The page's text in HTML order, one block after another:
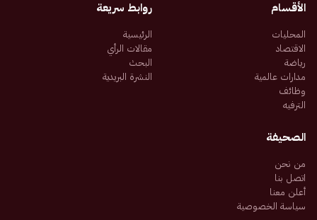
الأقسام
المحليات
الاقتصاد
رياضة
مدارات عالمية
وظائف
الترفيه
روابط سريعة
الرئيسية
مقالات الرأي
البحث
النشرة البريدية
الصحيفة
من نحن
اتصل بنا
أعلن معنا
سياسة الخصوصية